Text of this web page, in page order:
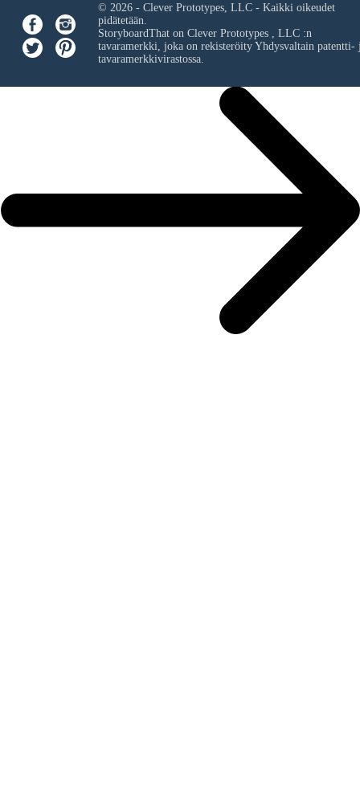
© 2026 - Clever Prototypes, LLC - Kaikki oikeudet
pidätetään.
StoryboardThat on Clever Prototypes , LLC:n
tavaramerkki, joka on rekisteröity Yhdysvaltain patentti-
tavaramerkkivirastossa.